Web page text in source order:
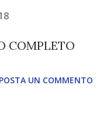
la differenza
COMPLETO
POSTA UN COMMENTO